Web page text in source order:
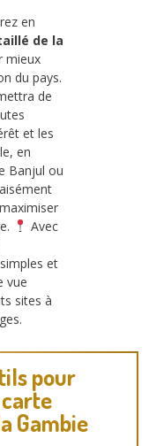
en
de la
mieux
du pays.
de
et les
en
Banjul ou
Avec
et
vue
sites à
pour
Gambie